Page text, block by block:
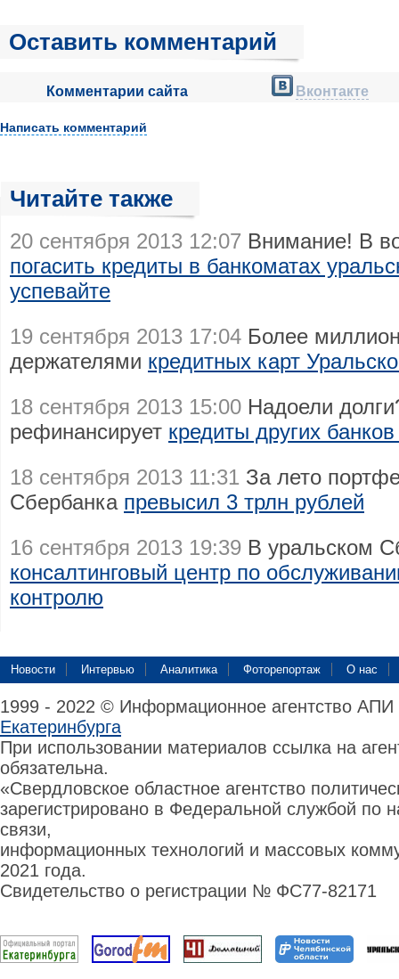
Оставить комментарий
Комментарии сайта Вконтакте
Написать комментарий
Читайте также
20 сентября 2013 12:07 Внимание! В
погасить кредиты в банкоматах
успевайте
19 сентября 2013 17:04 Более
держателями кредитных карт
18 сентября 2013 15:00 Надоели
рефинансирует кредиты других
18 сентября 2013 11:31 За лето
Сбербанка превысил 3 трлн рублей
16 сентября 2013 19:39 В уральском
консалтинговый центр по
контролю
Новости Интервью Аналитика Фоторепортаж О нас
1999 - 2022 © Информационное агентство
Екатеринбурга
При использовании материалов ссылка на
обязательна.
«Свердловское областное агентство
зарегистрировано в Федеральной службой по
связи,
информационных технологий и массовых
2021 года.
Свидетельство о регистрации № ФС77-82171